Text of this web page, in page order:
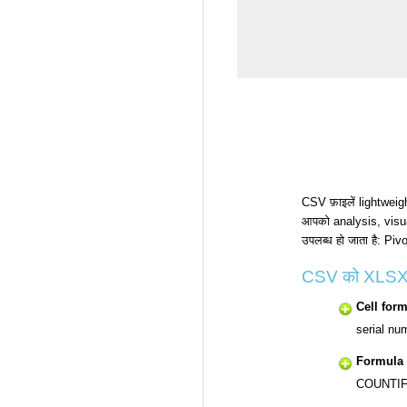
CSV फ़ाइलें
आपको analysis,
उपलब्ध हो जाता है:
CSV को
Cell
serial